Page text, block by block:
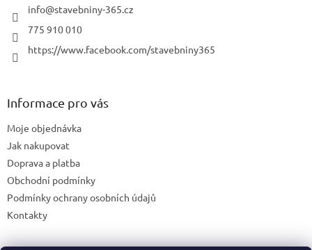
info@stavebniny-365.cz
775 910 010
https://www.facebook.com/stavebniny365
Informace pro vás
Moje objednávka
Jak nakupovat
Doprava a platba
Obchodní podmínky
Podmínky ochrany osobních údajů
Kontakty